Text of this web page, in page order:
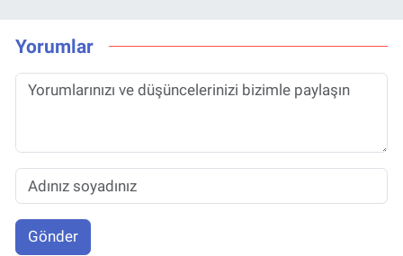
Yorumlar
Gönder